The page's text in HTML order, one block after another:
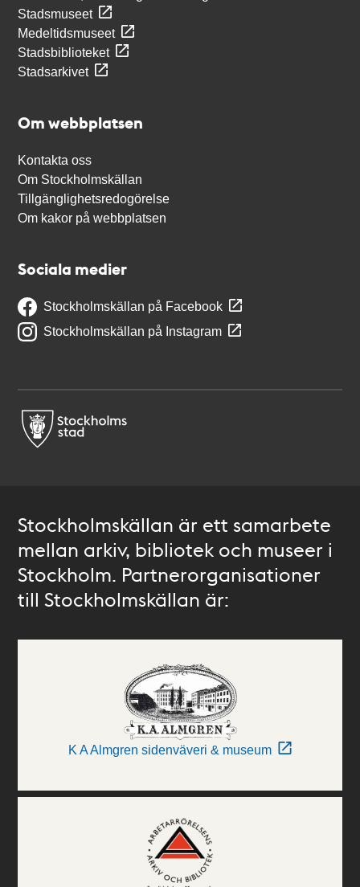
Stadsmuseet
Medeltidsmuseet
Stadsbiblioteket
Stadsarkivet
Om webbplatsen
Kontakta oss
Om Stockholmskällan
Tillgänglighetsredogörelse
Om kakor på webbplatsen
Sociala medier
Stockholmskällan på Facebook
Stockholmskällan på Instagram
Stockholmskällan är ett samarbete
mellan arkiv, bibliotek och museer i
Stockholm. Partnerorganisationer
till Stockholmskällan är:
K A Almgren sidenväveri & museum